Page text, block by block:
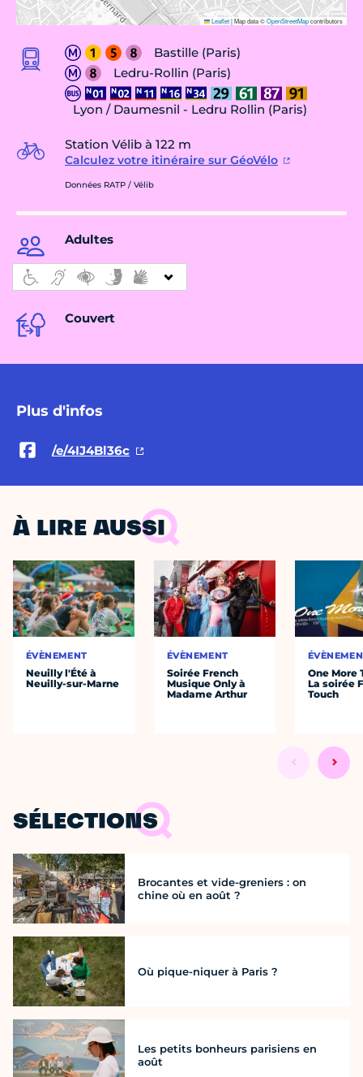
Leaflet|Map data ©OpenStreetMapcontributors
Bastille (Paris)
Ledru-Rollin (Paris)
Lyon / Daumesnil - Ledru Rollin (Paris)
Station Vélib à 122 m
Calculez votre itinéraire sur GéoVélo
Données RATP / Vélib
Adultes
Couvert
Plus d'infos
/e/4IJ4Bl36c
À LIRE AUSSI
ÉVÈNEMENT
Neuilly l'Été à
Neuilly-sur-Marne
ÉVÈNEMENT
Soirée French
Musique Only à
Madame Arthur
One More
La soirée
Touch
SÉLECTIONS
Brocantes et vide-greniers : on
chine où en août ?
Où pique-niquer à Paris ?
Les petits bonheurs parisiens en
août